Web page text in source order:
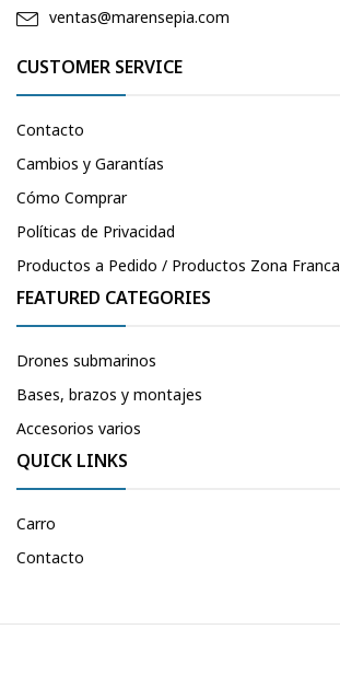
ventas@marensepia.com
CUSTOMER SERVICE
Contacto
Cambios y Garantías
Cómo Comprar
Políticas de Privacidad
Productos a Pedido / Productos Zona Franca
FEATURED CATEGORIES
Drones submarinos
Bases, brazos y montajes
Accesorios varios
QUICK LINKS
Carro
Contacto